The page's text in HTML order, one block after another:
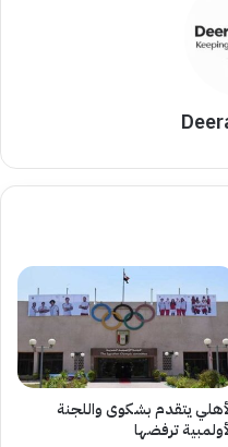
يتقدم بشكوى واللجنة
ترفضها